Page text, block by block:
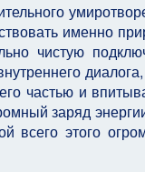
именно
чистую
частью и
заряд
всего этого